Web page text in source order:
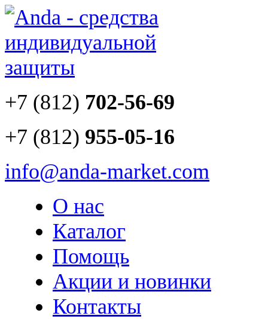
+7 (812) 702-56-69
+7 (812) 955-05-16
info@anda-market.com
О нас
Каталог
Помощь
Акции и новинки
Контакты